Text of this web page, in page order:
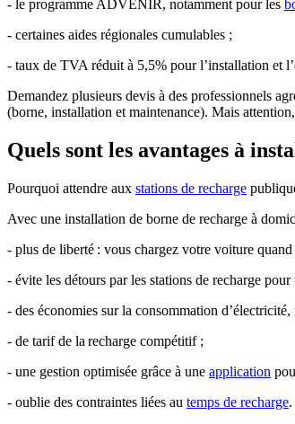
- le programme ADVENIR, notamment pour les
- certaines aides régionales cumulables ;
- taux de TVA réduit à 5,5% pour l’installation et
Demandez plusieurs devis à des professionnels
(borne, installation et maintenance). Mais
Quels sont les avantages à
Pourquoi attendre aux stations de recharge
Avec une installation de borne de recharge à
- plus de liberté : vous chargez votre voiture
- évite les détours par les stations de recharge
- des économies sur la consommation d’électricité,
- de tarif de la recharge compétitif ;
- une gestion optimisée grâce à une application
- oublie des contraintes liées au temps de recharge.